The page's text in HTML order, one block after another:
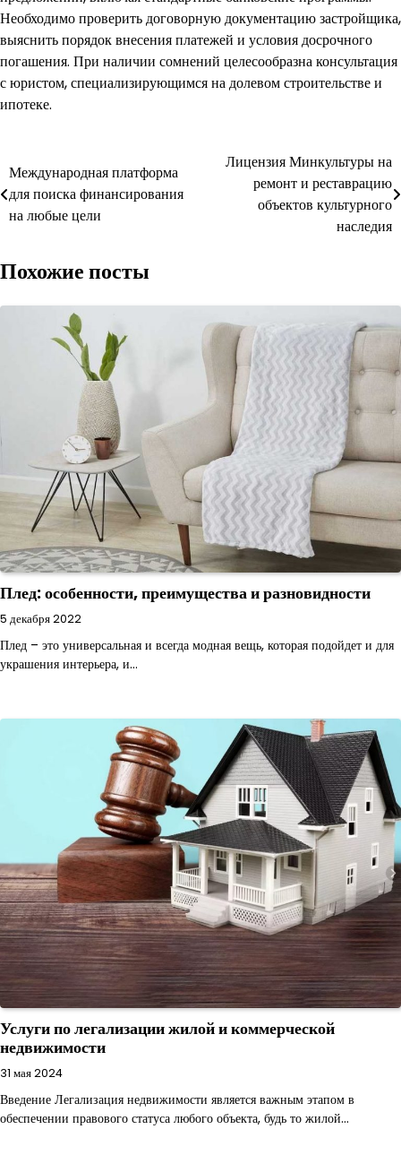
Необходимо проверить договорную документацию застройщика,
выяснить порядок внесения платежей и условия досрочного
погашения. При наличии сомнений целесообразна консультация
с юристом, специализирующимся на долевом строительстве и
ипотеке.
Навигация
по
записям
Международная платформа
для поиска финансирования
на любые цели
Лицензия Минкультуры на
ремонт и реставрацию
объектов культурного
наследия
Похожие посты
Плед: особенности, преимущества и разновидности
5 декабря 2022
Плед – это универсальная и всегда модная вещь, которая подойдет и для
украшения интерьера, и…
Услуги по легализации жилой и коммерческой
недвижимости
31 мая 2024
Введение Легализация недвижимости является важным этапом в
обеспечении правового статуса любого объекта, будь то жилой…